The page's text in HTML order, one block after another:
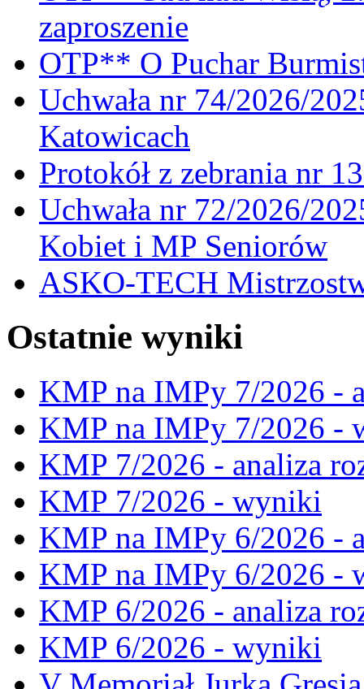
zaproszenie
OTP** O Puchar
Uchwała nr 74/2026/
Katowicach
Protokół z zebrania nr
Uchwała nr 72/2026/
Kobiet i MP Seniorów
ASKO-TECH
Ostatnie wyniki
KMP na IMPy 7/2026 -
KMP na IMPy 7/2026 -
KMP 7/2026 - analiza
KMP 7/2026 - wyniki
KMP na IMPy 6/2026 -
KMP na IMPy 6/2026 -
KMP 6/2026 - analiza
KMP 6/2026 - wyniki